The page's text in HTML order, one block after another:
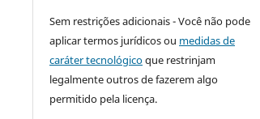
Sem restrições adicionais - Você não pode
aplicar termos jurídicos ou medidas de
caráter tecnológicoque restrinjam
legalmente outros de fazerem algo
permitido pela licença.